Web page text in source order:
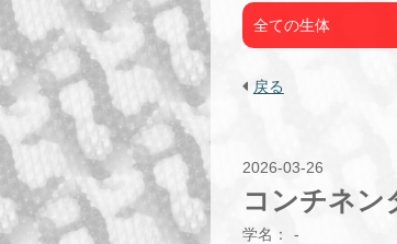
全ての生体
戻る
2026-03-26
コンチネン
学名：
-